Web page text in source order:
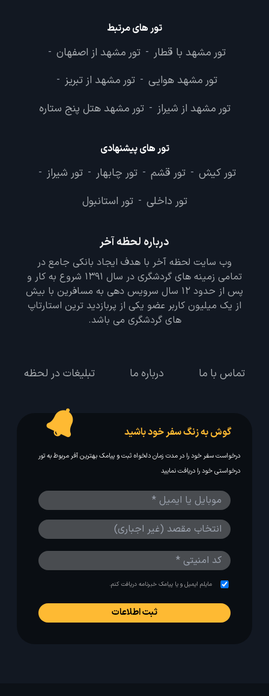
تور های مرتبط
تور مشهد با قطار - تور مشهد از اصفهان -
تور مشهد هوایی - تور مشهد از تبریز -
تور مشهد از شیراز - تور مشهد هتل پنج ستاره
تور های پیشنهادی
تور کیش - تور قشم - تور چابهار - تور شیراز -
تور داخلی - تور استانبول
درباره لحظه آخر
وب سایت لحظه آخر با هدف ایجاد بانکی جامع در
تمامی زمینه های گردشگری در سال 1391 شروع به کار و
پس از حدود 12 سال سرویس دهی به مسافرین با بیش
از یک میلیون کاربر عضو یکی از پربازدید ترین استارتاپ
های گردشگری می باشد.
تماس با ما درباره ما تبلیغات در لحظه
گوش به زنگ سفر خود باشید
درخواست سفر خود را در مدت زمان دلخواه ثبت و پیامک بهترین آفر مربوط به تور
درخواستی خود را دریافت نمایید
مایلم ایمیل و یا پیامک خبرنامه دریافت کنم.